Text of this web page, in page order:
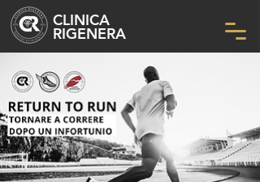
CLINICA
RIGENERA